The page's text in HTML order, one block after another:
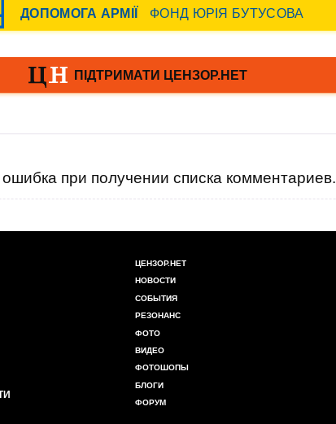
при получении списка комментариев.
ЦЕНЗОР.НЕТ
НОВОСТИ
СОБЫТИЯ
РЕЗОНАНС
ФОТО
ВИДЕО
ФОТОШОПЫ
БЛОГИ
ФОРУМ